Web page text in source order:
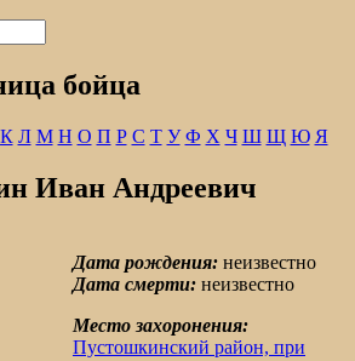
бойца
К Л М Н О П Р С Т У Ф Х Ч Ш Щ Ю Я
Иван Андреевич
Дата рождения: неизвестно
Дата смерти: неизвестно
Место захоронения:
Пустошкинский район, при